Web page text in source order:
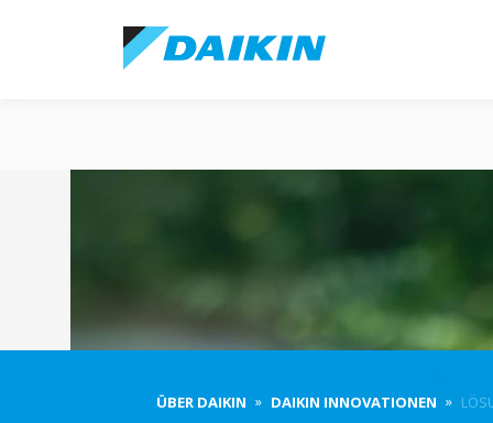
ÜBER DAIKIN DAIKIN INNOVATIONEN